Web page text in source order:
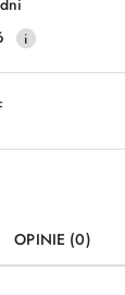
Wyślij
OPINIE (0)